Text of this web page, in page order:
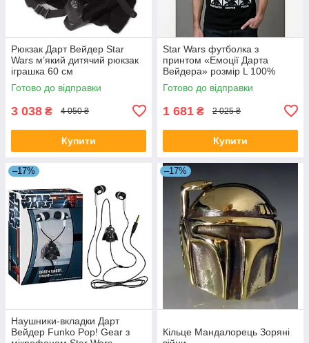
Рюкзак Дарт Вейдер Star
Wars м’який дитячий рюкзак
іграшка 60 см
Готово до відправки
3 038 ₴ 4 050 ₴
Купити
Star Wars футболка з
принтом «Емоції Дарта
Вейдера» розмір L 100%
бавовна
Готово до відправки
1 681 ₴ 2 025 ₴
Купити
–17%
Наушники-вкладки Дарт
Вейдер Funko Pop! Gear з
–17%
Кільце Мандалорець Зоряні